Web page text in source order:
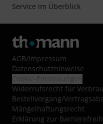
Service im Überblick
AGB/Impressum
Datenschutzhinweise
Widerrufsrecht für
Bestellvorgang/
Mängelhaftungsrecht
Erklärung zur